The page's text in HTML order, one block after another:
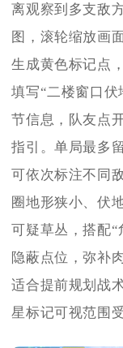
离观察到多支敌
图，滚轮缩放画
生成黄色标记点
填写“二楼窗口伏
节信息，队友点
指引。单局最多
可依次标注不同
圈地形狭小、伏
可疑草丛，搭配
隐蔽点位，弥补
适合提前规划战
星标记可视范围